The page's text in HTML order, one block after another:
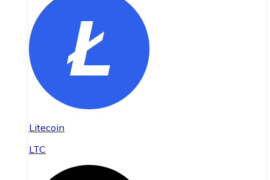
Litecoin
LTC